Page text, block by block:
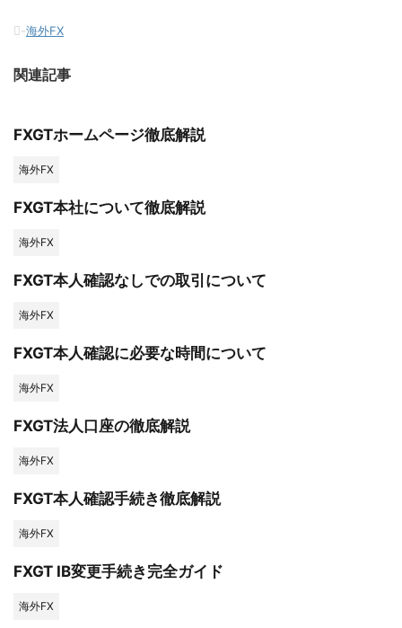
-海外FX
関連記事
FXGTホームページ徹底解説
海外FX
FXGT本社について徹底解説
海外FX
FXGT本人確認なしでの取引について
海外FX
FXGT本人確認に必要な時間について
海外FX
FXGT法人口座の徹底解説
海外FX
FXGT本人確認手続き徹底解説
海外FX
FXGT IB変更手続き完全ガイド
海外FX